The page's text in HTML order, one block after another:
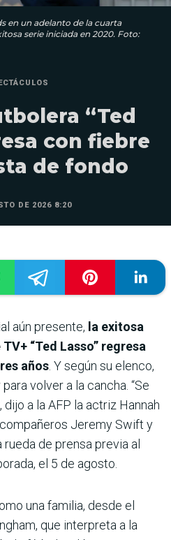
en un adelanto de la cuarta
serie iniciada en 2020. Foto:
“Ted
con fiebre
de fondo
DE 2026 8:20
aún presente, la exitosa
“Ted Lasso” regresa
años . Y según su elenco,
volver a la cancha. “Se
a la AFP la actriz Hannah
Jeremy Swift y
de prensa previa al
el 5 de agosto.
una familia, desde el
que interpreta a la